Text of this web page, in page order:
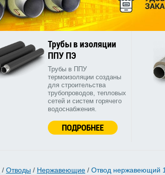
Трубы в изоляции
ППУ ПЭ
Трубы в ППУ
термоизоляции созданы
для строительства
трубопроводов, тепловых
сетей и систем горячего
водоснабжения.
ПОДРОБНЕЕ
/ Отводы / Нержавеющие / Отвод нержавеющий